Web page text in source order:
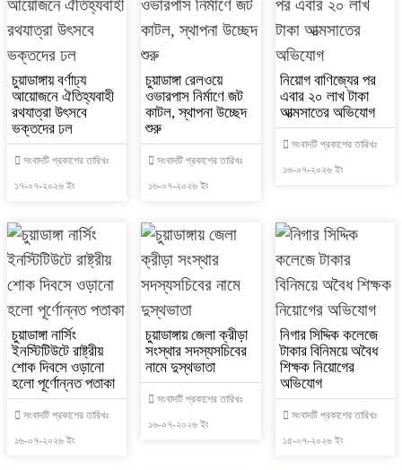
চুয়াডাঙ্গায় বর্ণাঢ্য
আয়োজনে ঐতিহ্যবাহী
রথযাত্রা উৎসবে
ভক্তদের ঢল
সংবাদটি প্রকাশের তারিখঃ
১৭-০৭-২০২৬ ইং
চুয়াডাঙ্গা রেলওয়ে
ওভারপাস নির্মাণে জট
কাটল, স্থাপনা উচ্ছেদ
শুরু
সংবাদটি প্রকাশের তারিখঃ
১৬-০৭-২০২৬ ইং
নিয়োগ বাণিজ্যের পর
এবার ২০ লাখ টাকা
আত্মসাতের অভিযোগ
সংবাদটি প্রকাশের তারিখঃ
১৬-০৭-২০২৬ ইং
চুয়াডাঙ্গা নার্সিং
ইনস্টিটিউটে রাষ্ট্রীয়
শোক দিবসে ওড়ানো
হলো পূর্ণোন্নত পতাকা
সংবাদটি প্রকাশের তারিখঃ
১৬-০৭-২০২৬ ইং
চুয়াডাঙ্গায় জেলা ক্রীড়া
সংস্থার সদস্যসচিবের
নামে দুস্থভাতা
সংবাদটি প্রকাশের তারিখঃ
১৬-০৭-২০২৬ ইং
নিগার সিদ্দিক কলেজে
টাকার বিনিময়ে অবৈধ
শিক্ষক নিয়োগের
অভিযোগ
সংবাদটি প্রকাশের তারিখঃ
১৫-০৭-২০২৬ ইং